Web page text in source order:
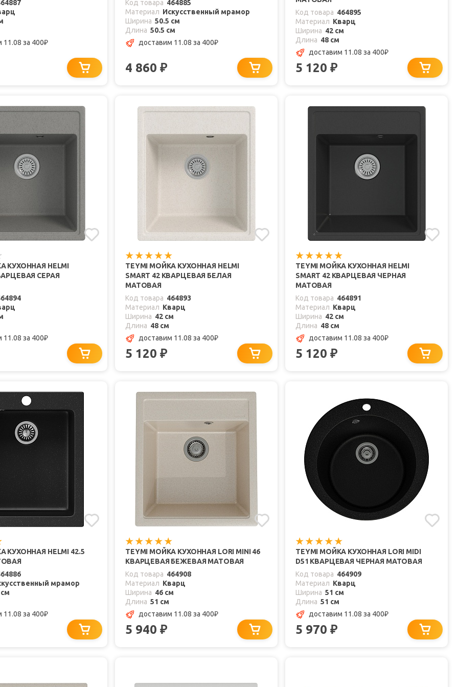
11.08 за 400₽
Код товара 464885
Материал Искусственный мрамор
Ширина 50.5 см
Длина 50.5 см
доставим 11.08 за 400₽
4 860 ₽
Код товара 464895
Материал Кварц
Ширина 42 см
Длина 48 см
доставим 11.08 за 400₽
5 120 ₽
КУХОННАЯ HELMI
СЕРАЯ
11.08 за 400₽
TEYMI МОЙКА КУХОННАЯ HELMI
SMART 42 КВАРЦЕВАЯ БЕЛАЯ
МАТОВАЯ
Код товара 464893
Материал Кварц
Ширина 42 см
Длина 48 см
доставим 11.08 за 400₽
5 120 ₽
TEYMI МОЙКА КУХОННАЯ HELMI
SMART 42 КВАРЦЕВАЯ ЧЕРНАЯ
МАТОВАЯ
Код товара 464891
Материал Кварц
Ширина 42 см
Длина 48 см
доставим 11.08 за 400₽
5 120 ₽
КУХОННАЯ HELMI 42.5
мрамор
11.08 за 400₽
TEYMI МОЙКА КУХОННАЯ LORI MINI 46
КВАРЦЕВАЯ БЕЖЕВАЯ МАТОВАЯ
Код товара 464908
Материал Кварц
Ширина 46 см
Длина 51 см
доставим 11.08 за 400₽
5 940 ₽
TEYMI МОЙКА КУХОННАЯ LORI MIDI
D51 КВАРЦЕВАЯ ЧЕРНАЯ МАТОВАЯ
Код товара 464909
Материал Кварц
Ширина 51 см
Длина 51 см
доставим 11.08 за 400₽
5 970 ₽